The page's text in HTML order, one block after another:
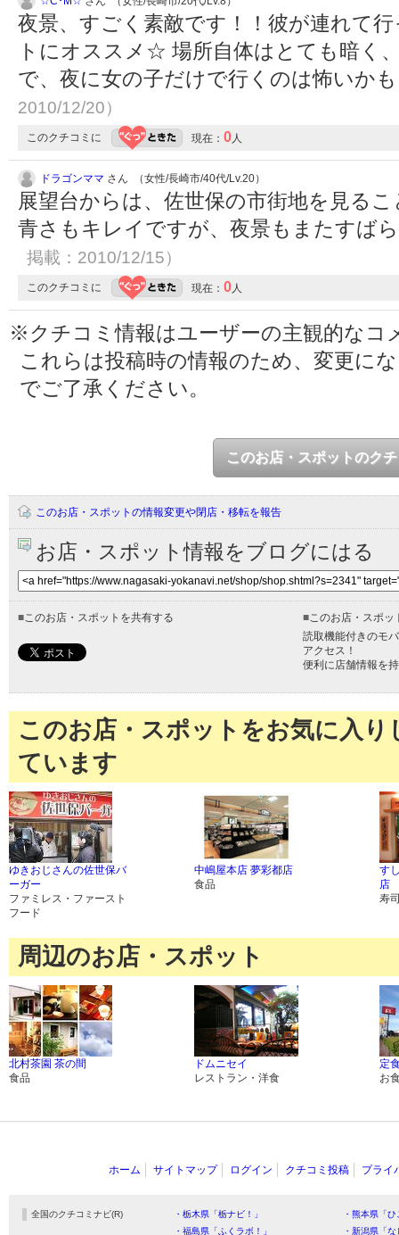
夜景、すごく素敵です！！彼が連れて
トにオススメ☆ 場所自体はとても暗く
で、夜に女の子だけで行くのは怖いか
2010/12/20）
このクチコミに 現在： 0人
ドラゴンママ さん （女性/長崎市/40代/Lv.20）
展望台からは、佐世保の市街地を見る
青さもキレイですが、夜景もまたすば
掲載：2010/12/15）
このクチコミに 現在： 0人
※クチコミ情報はユーザーの主観的なコ
これらは投稿時の情報のため、変更に
でご了承ください。
このお店・スポットのク
このお店・スポットの情報変更や閉店・移転を報告
お店・スポット情報をブログにはる
■このお店・スポットを共有する ■このお店・スポッ
読取機能付きのモ
アクセス！
便利に店舗情報を
このお店・スポットをお気に入
ています
ゆきおじさんの佐世保バ
ーガー
ファミレス・ファースト
フード
中嶋屋本店 夢彩都店
食品
す
店
寿
周辺のお店・スポット
北村茶園 茶の間
食品
ドムニセイ
レストラン・洋食
定
お
ホーム サイトマップ ログイン クチコミ投稿 プライ
全国のクチコミナビ(R) ・栃木県「栃ナビ！」
・熊本県「
・福島県「ふくラボ！」
・新潟県「